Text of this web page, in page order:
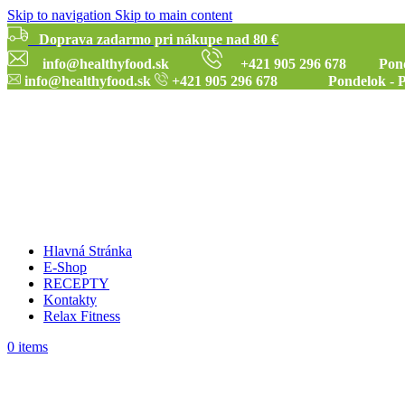
Skip to navigation Skip to main content
Doprava zadarmo pri nákupe nad 80 €
info@healthyfood.sk
+421 905 296 678
info@healthyfood.sk
+421 905 296 678 Pondelok -
Hlavná Stránka
E-Shop
RECEPTY
Kontakty
Relax Fitness
0 items